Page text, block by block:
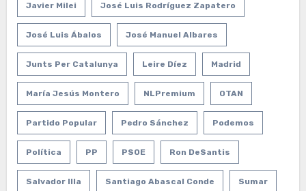
Javier Milei José Luis Rodríguez Zapatero
José Luis Ábalos José Manuel Albares
Junts Per Catalunya Leire Díez Madrid
María Jesús Montero NLPremium OTAN
Partido Popular Pedro Sánchez Podemos
Política PP PSOE Ron DeSantis
Salvador Illa Santiago Abascal Conde Sumar